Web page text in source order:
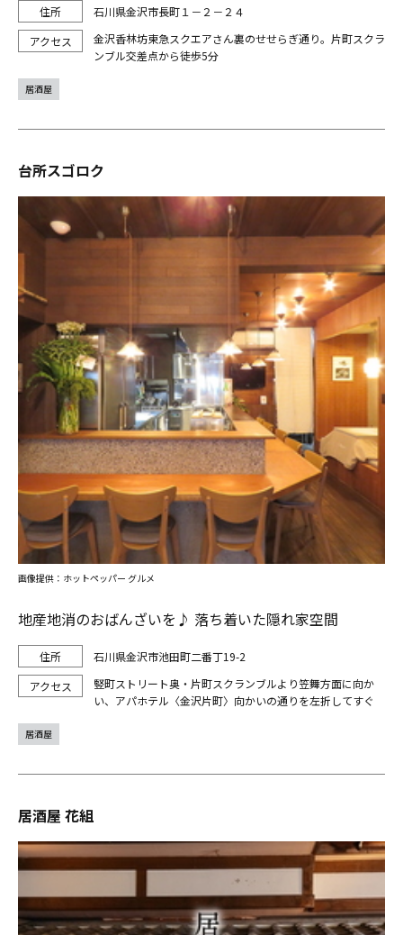
石川県金沢市長町１－２－２４
金沢香林坊東急スクエアさん裏のせせらぎ通り。片町スクラ
ンブル交差点から徒歩5分
居酒屋
台所スゴロク
地産地消のおばんざいを♪ 落ち着いた隠れ家空間
石川県金沢市池田町二番丁19-2
竪町ストリート奥・片町スクランブルより笠舞方面に向か
い、アパホテル〈金沢片町〉向かいの通りを左折してすぐ
画像提供：ホットペッパー グルメ
居酒屋
居酒屋 花組